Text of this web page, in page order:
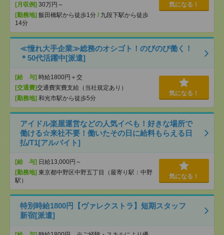
[月収例] 30万円～
[勤務地] 飯田橋駅から徒歩1分 / 九段下駅から徒歩
14分
気になる！
≪憧れ大手企業≫総務のオシゴト！のびのび働く！
＊50代活躍中[派遣]
[給 与] 時給1800円＋交
[交通費]交通費実費支給（当社規定あり）
[勤務地] 和光市駅から徒歩5分
気になる！
アイドル楽屋運営などの人気イベも！好きな場所で
働ける☆来社不要！働いたその日に給料もらえる日
払/T1[アルバイト]
[給 与] 日給13,000円～
[勤務地] 東京都中野区中野五丁目（最寄り駅：中野
駅）
気になる！
特別時給1800円【ヴァレクストラ】短期スタッフ
新宿[派遣]